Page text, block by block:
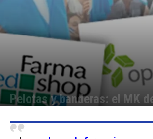
Pelotas y banderas: el MK